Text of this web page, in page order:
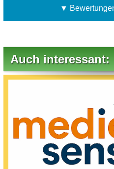
▼
Auch interessant: